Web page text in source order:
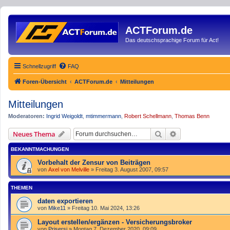
ACTForum.de
Das deutschsprachige Forum für Act!
Schnellzugriff FAQ
Foren-Übersicht ACTForum.de Mitteilungen
Mitteilungen
Moderatoren: Ingrid Weigoldt mtimmermann Robert Schellmann Thomas Benn
Neues Thema Suche
BEKANNTMACHUNGEN
Vorbehalt der Zensur von Beiträgen
von Axel von Melville » Freitag 3. August 2007, 09:57
THEMEN
daten exportieren
von Mike11 » Freitag 10. Mai 2024, 13:26
Layout erstellen/ergänzen - Versicherungsbroker